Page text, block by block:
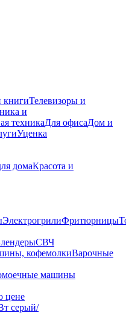
Телевизоры и
и
техникаДля офисаДом и
Уценка
домаКрасота и
ЭлектрогрилиФритюрницы
СВЧ
кофемолкиВарочные
машины
цене
серый/